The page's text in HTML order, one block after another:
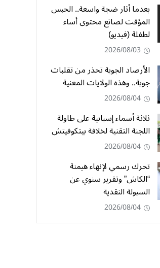
بعدما أثار ضجة واسعة.. الحبس
المؤقت لصانع محتوى أساء
لطفلة (فيديو)
2026/08/03
الأرصاد الجوية تحذر من تقلبات
جوية.. وهذه الولايات المعنية
2026/08/04
ثلاثة أسماء إسبانية على طاولة
اللجنة التقنية لخلافة بيتكوفيتش
2026/08/04
تحرك رسمي لإنهاء هيمنة
“الكاش” وتقرير سنوي عن
السيولة النقدية
2026/08/04